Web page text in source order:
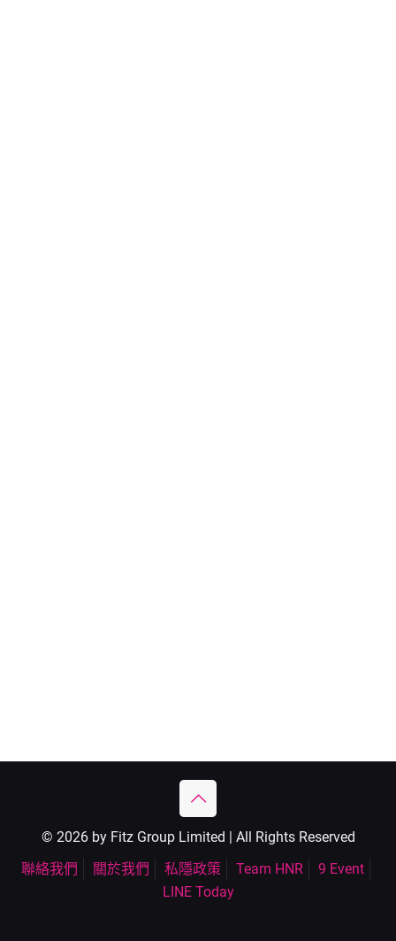
© 2026 by Fitz Group Limited | All Rights Reserved
聯絡我們
關於我們 私隱政策 Team HNR
9 Event
LINE Today